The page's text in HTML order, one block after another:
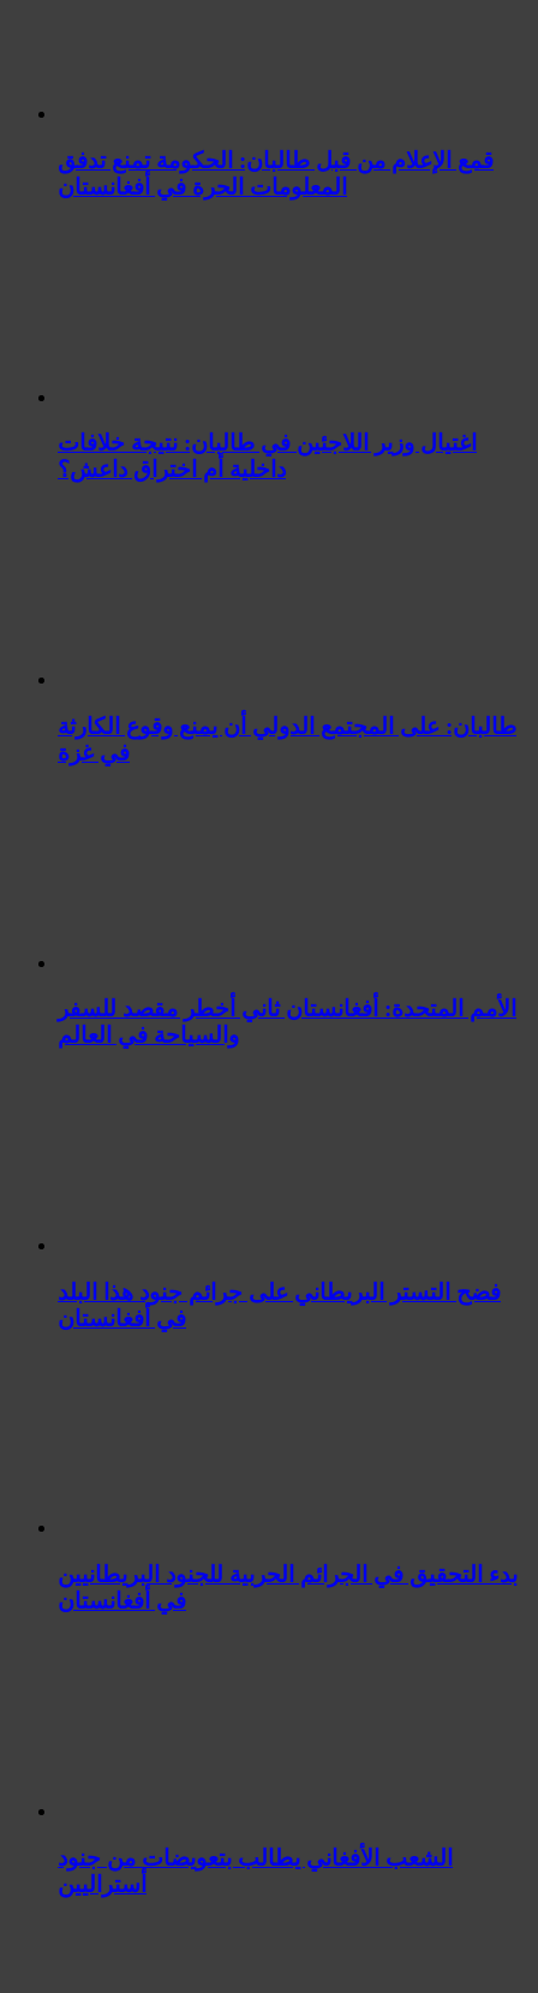
قمع الإعلام من قبل طالبان: الحكومة تمنع تدفق
المعلومات الحرة في أفغانستان
اغتيال وزير اللاجئين في طالبان: نتيجة خلافات
داخلية أم اختراق داعش؟
طالبان: على المجتمع الدولي أن يمنع وقوع الكارثة
في غزة
الأمم المتحدة: أفغانستان ثاني أخطر مقصد للسفر
والسياحة في العالم
فضح التستر البريطاني على جرائم جنود هذا البلد
في أفغانستان
بدء التحقيق في الجرائم الحربیة للجنود البريطانيین
في أفغانستان
الشعب الأفغاني يطالب بتعويضات من جنود
أستراليين